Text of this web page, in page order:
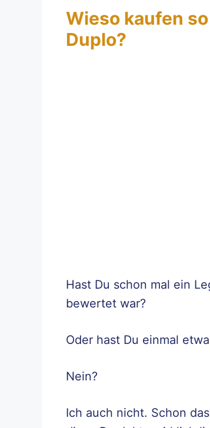
Wieso kaufen
Duplo?
Hast Du schon mal ein
bewertet war?
Oder hast Du einmal
Nein?
Ich auch nicht. Schon